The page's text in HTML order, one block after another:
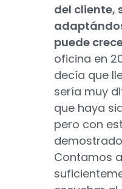
del cliente,
puede
oficina en
decía que
sería muy
que haya
pero con
Contamos